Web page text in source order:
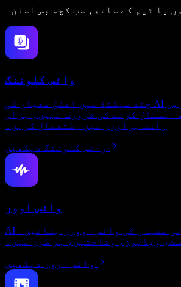
یا ٹیم کے ساتھ، سب کچھ بس آسان۔
وائس کلوننگ
چند سیکنڈ میں اعلیٰ معیار کی AI انسانی آوازیں
انسٹال کرنے کی ضرورت نہیں، براہِ
راست براؤزر میں استعمال کریں۔
وائس کلوننگ دیکھیں
وائس اوور
AI سے فوراً انسانی معیار کی وائس اوورز بنائیں۔
ویڈیوز، وضاحتیں، ہر طرز میں۔
وائس اوور دیکھیں